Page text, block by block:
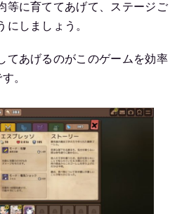
等に育ててあげて、ステージご
にしましょう。
てあげるのがこのゲームを効率
。